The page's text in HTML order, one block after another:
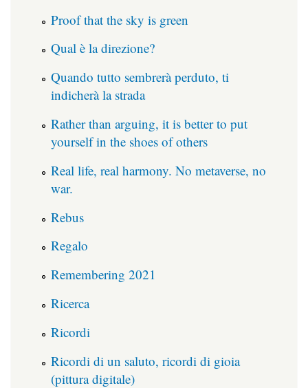
Proof that the sky is green
Qual è la direzione?
Quando tutto sembrerà perduto, ti
indicherà la strada
Rather than arguing, it is better to put
yourself in the shoes of others
Real life, real harmony. No metaverse, no
war.
Rebus
Regalo
Remembering 2021
Ricerca
Ricordi
Ricordi di un saluto, ricordi di gioia
(pittura digitale)